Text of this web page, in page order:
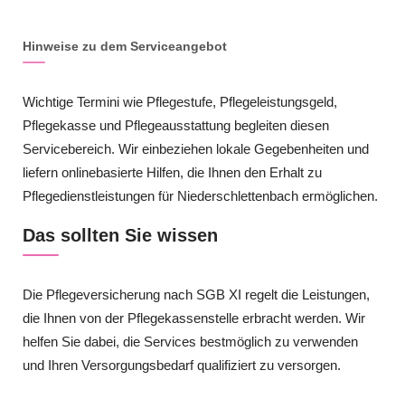
Hinweise zu dem Serviceangebot
Wichtige Termini wie Pflegestufe, Pflegeleistungsgeld,
Pflegekasse und Pflegeausstattung begleiten diesen
Servicebereich. Wir einbeziehen lokale Gegebenheiten und
liefern onlinebasierte Hilfen, die Ihnen den Erhalt zu
Pflegedienstleistungen für Niederschlettenbach ermöglichen.
Das sollten Sie wissen
Die Pflegeversicherung nach SGB XI regelt die Leistungen,
die Ihnen von der Pflegekassenstelle erbracht werden. Wir
helfen Sie dabei, die Services bestmöglich zu verwenden
und Ihren Versorgungsbedarf qualifiziert zu versorgen.